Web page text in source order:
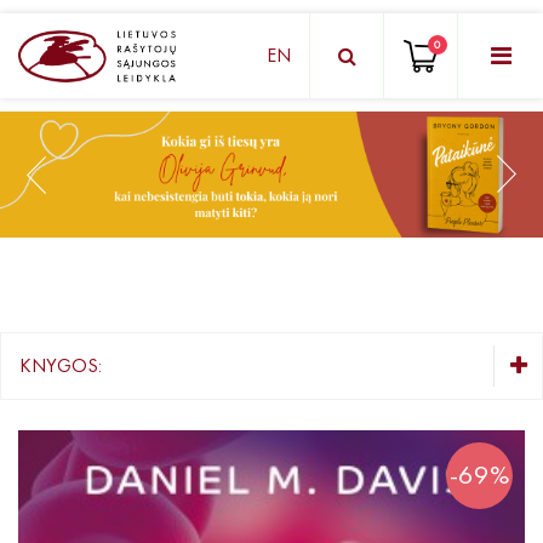
KNYGŲ DĖŽUTĖ - STAIGMENA
Grožinė literatūra
Knygos su autografais
KNYGOS PIGIAU
EN 0
KNYGOS:
Grožinė literatūra
Knygos vaikams ir paaugliams
Negrožinė literatūra
-69%